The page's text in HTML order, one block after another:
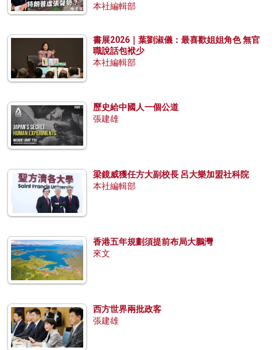
本社編輯部
書展2026｜葉劉淑儀：最喜歡姐姐角色 無官
職說話包袱少
本社編輯部
歷史給中國人一個公道
張建雄
梁鏡威獲任方大副校長 呂大樂加盟社科院
本社編輯部
香港五年規劃須提前布局大鵬灣
來文
西方世界兩批政客
張建雄